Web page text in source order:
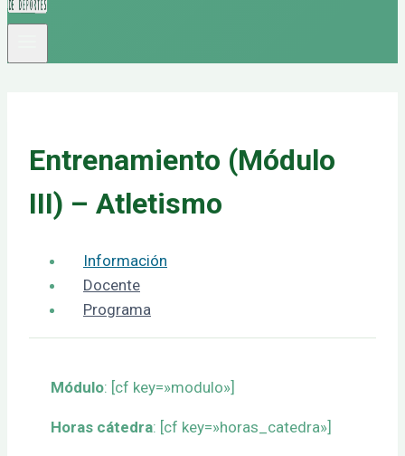
Entrenamiento (Módulo
III) – Atletismo
Información
Docente
Programa
Módulo: [cf key=»modulo»]
Horas cátedra: [cf key=»horas_catedra»]